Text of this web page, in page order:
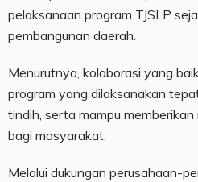
pelaksanaan program TJSLP
pembangunan daerah.
Menurutnya, kolaborasi yang
program yang dilaksanakan
tindih, serta mampu
bagi masyarakat.
Melalui dukungan perusahaan-